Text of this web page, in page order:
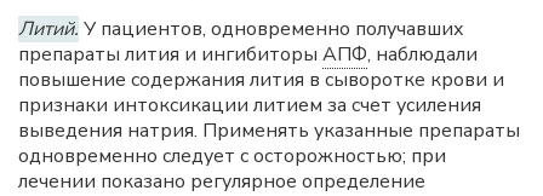
Литий. У пациентов, одновременно получавших
препараты лития и ингибиторы АПФ, наблюдали
повышение содержания лития в сыворотке крови и
признаки интоксикации литием за счет усиления
выведения натрия. Применять указанные препараты
одновременно следует с осторожностью; при
лечении показано регулярное определение